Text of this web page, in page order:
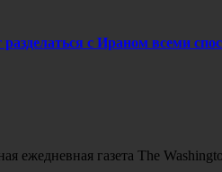
разделаться с Ираном всеми
ежедневная газета The